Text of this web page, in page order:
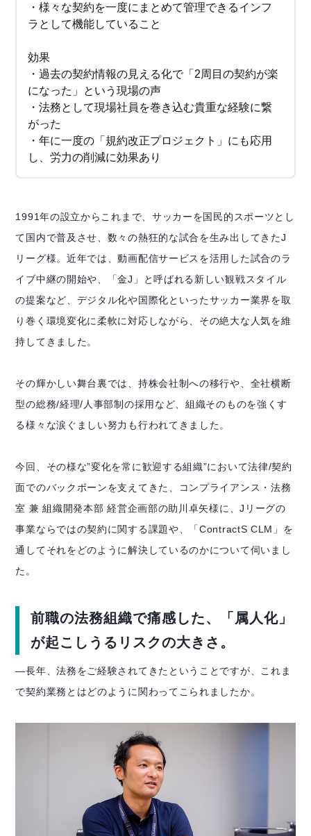
・様々な契約を一度にまとめて管理できるインフ
ラとして機能していること
効果
・過去の契約情報の見える化で「2周目の契約が楽
になった」という現場の声
・法務として現場社員を巻き込む貴重な経験に繋
がった
・年に一度の「規約改正プロジェクト」にも応用
し、労力の削減に効果あり
1991年の設立からこれまで、サッカーを国民的スポーツとし
て国内で普及させ、数々の熱狂的な試合を生み出してきたJ
リーグ様。近年では、動画配信サービスを活用した試合のラ
イブ中継の開始や、「金J」と呼ばれる新しい観戦スタイル
の提案など、デジタル化や国際化といったサッカー業界を取
り巻く環境変化に柔軟に対応しながら、その絶大な人気を維
持してきました。
その輝かしい舞台裏では、持株会社制への移行や、全社横断
型の総務/経理/人事部制の採用など、組織そのものを強くす
る様々な涙ぐましい努力も行われてきました。
今回、その様な”変化を常に歓迎する組織”において法律/契約
面でのバックボーンを支えてきた、コンプライアンス・法務
室 兼 組織開発本部 経営企画部の助川卓矢様に、Jリーグの
事業ならではの契約に関する課題や、「ContractS CLM」を
通してそれをどのように解決しているのかについて伺いまし
た。
前職の法務組織で痛感した、「属人化」
が起こしうるリスクの大きさ。
―長年、法務をご経験されてきたということですが、これま
で契約業務とはどのように関わってこられましたか。